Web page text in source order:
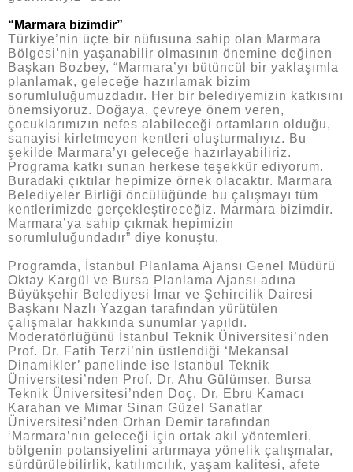
“Marmara bizimdir”
Türkiye’nin üçte bir nüfusuna sahip olan Marmara
Bölgesi’nin yaşanabilir olmasının önemine değinen
Başkan Bozbey, “Marmara’yı bütüncül bir yaklaşımla
planlamak, geleceğe hazırlamak bizim
sorumluluğumuzdadır. Her bir belediyemizin katkısını
önemsiyoruz. Doğaya, çevreye önem veren,
çocuklarımızın nefes alabileceği ortamların olduğu,
sanayisi kirletmeyen kentleri oluşturmalıyız. Bu
şekilde Marmara’yı geleceğe hazırlayabiliriz.
Programa katkı sunan herkese teşekkür ediyorum.
Buradaki çıktılar hepimize örnek olacaktır. Marmara
Belediyeler Birliği öncülüğünde bu çalışmayı tüm
kentlerimizde gerçekleştireceğiz. Marmara bizimdir.
Marmara’ya sahip çıkmak hepimizin
sorumluluğundadır” diye konuştu.
Programda, İstanbul Planlama Ajansı Genel Müdürü
Oktay Kargül ve Bursa Planlama Ajansı adına
Büyükşehir Belediyesi İmar ve Şehircilik Dairesi
Başkanı Nazlı Yazgan tarafından yürütülen
çalışmalar hakkında sunumlar yapıldı.
Moderatörlüğünü İstanbul Teknik Üniversitesi’nden
Prof. Dr. Fatih Terzi’nin üstlendiği ‘Mekansal
Dinamikler’ panelinde ise İstanbul Teknik
Üniversitesi’nden Prof. Dr. Ahu Gülümser, Bursa
Teknik Üniversitesi’nden Doç. Dr. Ebru Kamacı
Karahan ve Mimar Sinan Güzel Sanatlar
Üniversitesi’nden Orhan Demir tarafından
‘Marmara’nın geleceği için ortak akıl yöntemleri,
bölgenin potansiyelini artırmaya yönelik çalışmalar,
sürdürülebilirlik, katılımcılık, yaşam kalitesi, afete